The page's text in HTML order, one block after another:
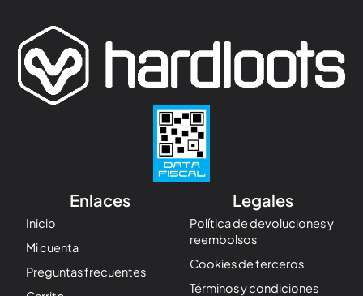
Enlaces
Inicio
Mi cuenta
Preguntas frecuentes
Legales
Política de devoluciones y
reembolsos
Cookies de terceros
Términos y condiciones